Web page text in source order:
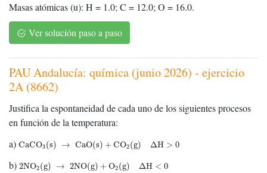
Masas atómicas (u): H = 1.0; C = 12.0; O = 16.0.
Ver solución paso a paso
PAU Andalucía: química (junio 2026) - ejercicio
2A (8662)
Justifica la espontaneidad de cada uno de los siguientes procesos
en función de la temperatura:
a) CaCO3(s) → CaO(s) +CO2(g) ΔH > 0
CaCO3 (s) CaO(s)+CO 2(g) ΔH>
b) 2NO2(g) → 2NO(g) +O2(g) ΔH < 0
2NO (g) → NO(g)+ O (g ΔH